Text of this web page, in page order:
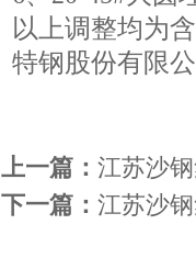
以上调整均为
特钢股份有限
上一篇： 江苏沙
下一篇： 江苏沙